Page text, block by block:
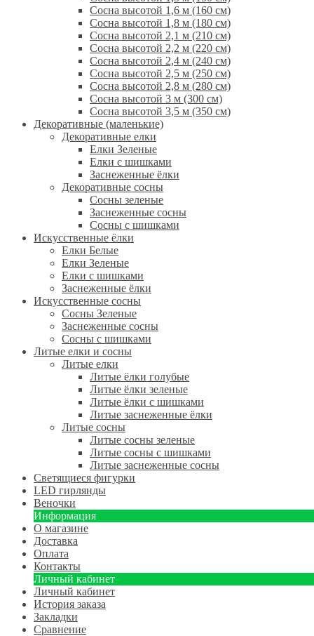
Сосна высотой 1,6 м (160 см)
Сосна высотой 1,8 м (180 см)
Сосна высотой 2,1 м (210 см)
Сосна высотой 2,2 м (220 см)
Сосна высотой 2,4 м (240 см)
Сосна высотой 2,5 м (250 см)
Сосна высотой 2,8 м (280 см)
Сосна высотой 3 м (300 см)
Сосна высотой 3,5 м (350 см)
Декоративные (маленькие)
Декоративные елки
Елки Зеленые
Елки с шишками
Заснеженные ёлки
Декоративные сосны
Сосны зеленые
Заснеженные сосны
Сосны с шишками
Искусственные ёлки
Елки Белые
Елки Зеленые
Елки с шишками
Заснеженные ёлки
Искусственные сосны
Сосны Зеленые
Заснеженные сосны
Сосны с шишками
Литые елки и сосны
Литые елки
Литые ёлки голубые
Литые ёлки зеленые
Литые ёлки с шишками
Литые заснеженные ёлки
Литые сосны
Литые сосны зеленые
Литые сосны с шишками
Литые заснеженные сосны
Светящиеся фигурки
LED гирлянды
Веночки
Информация
О магазине
Доставка
Оплата
Контакты
Личный кабинет
Личный кабинет
История заказа
Закладки
Сравнение